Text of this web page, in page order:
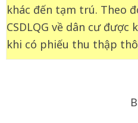
khác đến tạm trú. Theo
CSDLQG về dân cư
khi có phiếu thu thập